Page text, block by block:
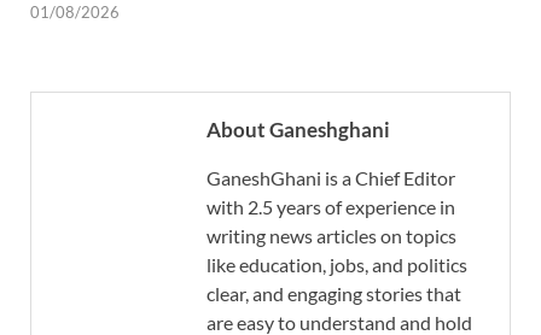
01/08/2026
About Ganeshghani
GaneshGhani is a Chief Editor
with 2.5 years of experience in
writing news articles on topics
like education, jobs, and politics
clear, and engaging stories that
are easy to understand and hold